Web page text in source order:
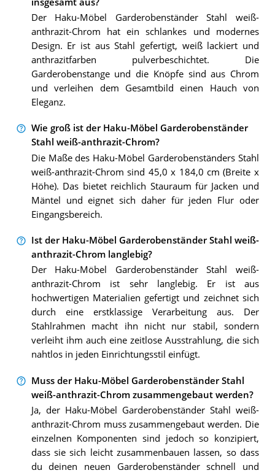
Der Haku-Möbel Garderobenständer Stahl weiß-
anthrazit-Chrom hat ein schlankes und modernes
Design. Er ist aus Stahl gefertigt, weiß lackiert und
anthrazitfarben pulverbeschichtet. Die
Garderobenstange und die Knöpfe sind aus Chrom
und verleihen dem Gesamtbild einen Hauch von
Eleganz.
Wie groß ist der Haku-Möbel Garderobenständer
Stahl weiß-anthrazit-Chrom?
Die Maße des Haku-Möbel Garderobenständers Stahl
weiß-anthrazit-Chrom sind 45,0 x 184,0 cm (Breite x
Höhe). Das bietet reichlich Stauraum für Jacken und
Mäntel und eignet sich daher für jeden Flur oder
Eingangsbereich.
Ist der Haku-Möbel Garderobenständer Stahl weiß-
anthrazit-Chrom langlebig?
Der Haku-Möbel Garderobenständer Stahl weiß-
anthrazit-Chrom ist sehr langlebig. Er ist aus
hochwertigen Materialien gefertigt und zeichnet sich
durch eine erstklassige Verarbeitung aus. Der
Stahlrahmen macht ihn nicht nur stabil, sondern
verleiht ihm auch eine zeitlose Ausstrahlung, die sich
nahtlos in jeden Einrichtungsstil einfügt.
Muss der Haku-Möbel Garderobenständer Stahl
weiß-anthrazit-Chrom zusammengebaut werden?
Ja, der Haku-Möbel Garderobenständer Stahl weiß-
anthrazit-Chrom muss zusammengebaut werden. Die
einzelnen Komponenten sind jedoch so konzipiert,
dass sie sich leicht zusammenbauen lassen, so dass
du deinen neuen Garderobenständer schnell und